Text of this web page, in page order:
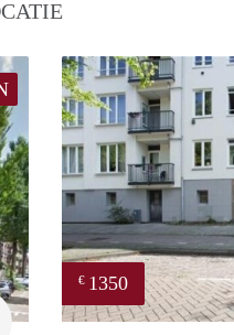
finder
€ 1350